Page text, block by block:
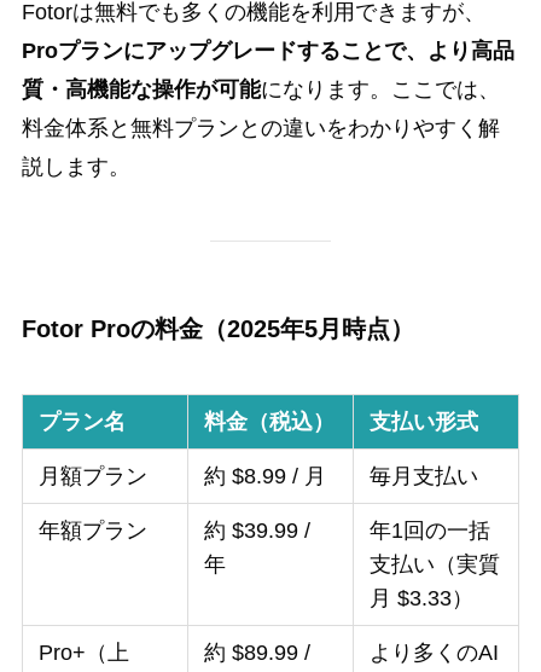
Fotorは無料でも多くの機能を利用できますが、
Proプランにアップグレードすることで、より高品
質・高機能な操作が可能になります。ここでは、
料金体系と無料プランとの違いをわかりやすく解
説します。
Fotor Proの料金（2025年5月時点）
プラン名 料金（税込） 支払い形式
月額プラン 約 $8.99 / 月 毎月支払い
年額プラン
約 $39.99 /
年
年1回の一括
支払い（実質
月 $3.33）
Pro+（上
約 $89.99 /
より多くのAI